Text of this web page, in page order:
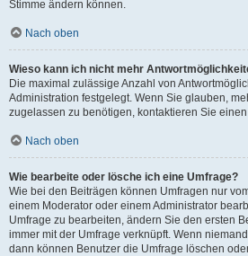
Stimme ändern können.
Nach oben
Wieso kann ich nicht mehr
Die maximal zulässige Anzahl von
Administration festgelegt. Wenn Sie glauben,
zugelassen zu benötigen, kontaktieren Sie
Nach oben
Wie bearbeite oder lösche ich eine Umfrage?
Wie bei den Beiträgen können Umfragen nur
einem Moderator oder einem Administrator
Umfrage zu bearbeiten, ändern Sie den ersten
immer mit der Umfrage verknüpft. Wenn
dann können Benutzer die Umfrage löschen